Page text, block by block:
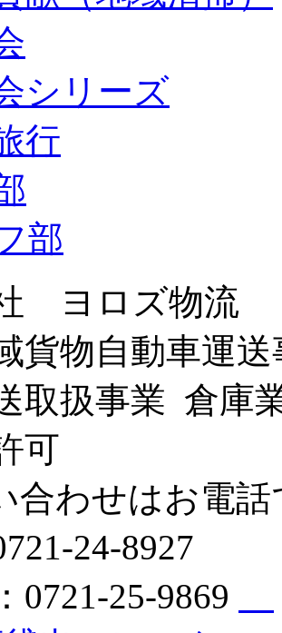
シリーズ
行
部
ヨロズ物流
貨物自動車運送
取扱事業 倉庫
可
合わせはお電
24-8927
0721-25-9869